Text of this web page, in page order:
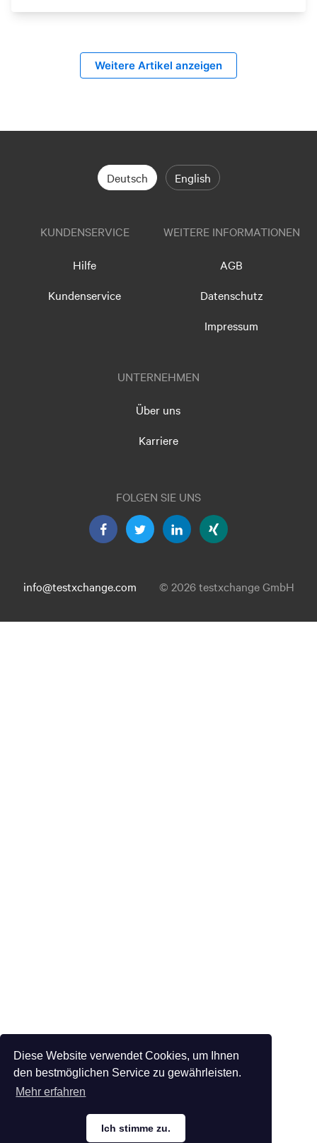
Diese Website verwendet Cookies, um Ihnen
den bestmöglichen Service zu gewährleisten.
Mehr erfahren
Ich stimme zu.
Weitere Artikel anzeigen
Deutsch English
KUNDENSERVICE
Hilfe
Kundenservice
WEITERE INFORMATIONEN
AGB
Datenschutz
Impressum
UNTERNEHMEN
Über uns
Karriere
FOLGEN SIE UNS
info@testxchange.com © 2026 testxchange GmbH